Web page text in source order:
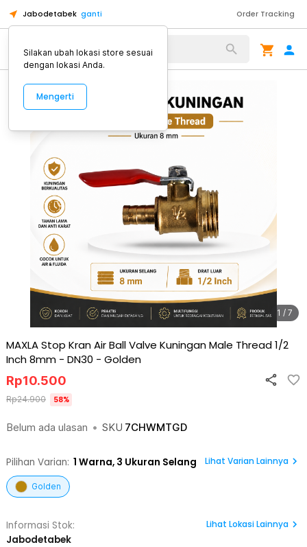
Jabodetabek ganti Order Tracking
Alat Kopi
1 / 7
MAXLA Stop Kran Air Ball Valve Kuningan Male Thread 1/2
Inch 8mm - DN30 - Golden
Belum ada ulasan • SKU 7CHWMTGD
Rp10.500
Rp24.900 58%
Pilihan Varian: 1 Warna, 3 Ukuran Selang Lihat Varian Lainnya
Golden
Informasi Stok:
Jabodetabek
Lihat Lokasi Lainnya
Silakan ubah lokasi store sesuai
dengan lokasi Anda.
Mengerti